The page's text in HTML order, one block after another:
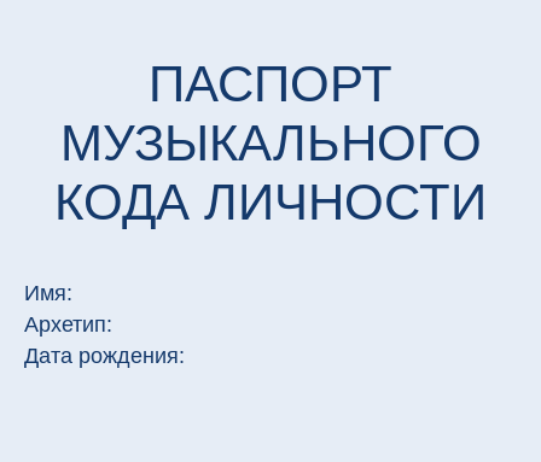
ПАСПОРТ
МУЗЫКАЛЬНОГО
КОДА ЛИЧНОСТИ
Имя:
Архетип:
Дата рождения: